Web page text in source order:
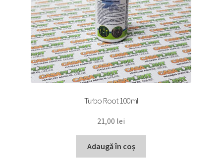
Turbo Root 100 ml
21,00 lei
Adaugă în coș